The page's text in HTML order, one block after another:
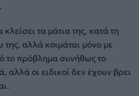
.
τα μάτια της, κατά τη
της, αλλά κοιμάται μόνο με
το πρόβλημα συνήθως το
οι ειδικοί δεν έχουν βρει